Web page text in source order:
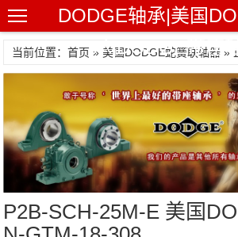
DODGE轴承|美国
承|DODGE带座
当前位置：首页 » 美国DODGE蛇簧联轴器 »
P2B-SCH-25M-E 美国